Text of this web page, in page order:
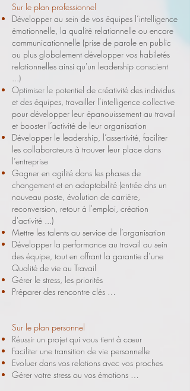
Sur le plan professionnel
Développer au sein de vos équipes l’intelligence
émotionnelle, la qualité relationnelle ou encore
communicationnelle (prise de parole en public
ou plus globalement développer vos habiletés
relationnelles ainsi qu'un leadership conscient
...)
Optimiser le potentiel de créativité des individus
et des équipes, travailler l’intelligence collective
pour développer leur épanouissement au travail
et booster l’activité de leur organisation
Développer le leadership, l’assertivité, faciliter
les collaborateurs à trouver leur place dans
l’entreprise
Gagner en agilité dans les phases de
changement et en adaptabilité (entrée dns un
nouveau poste, évolution de carrière,
reconversion, retour à l'emploi, création
d'activité ...)
Mettre les talents au service de l’organisation
Développer la performance au travail au sein
des équipe, tout en offrant la garantie d’une
Qualité de vie au Travail
Gérer le stress, les priorités
Préparer des rencontre clés …
Sur le plan personnel
Réussir un projet qui vous tient à cœur
Faciliter une transition de vie personnelle
Evoluer dans vos relations avec vos proches
Gérer votre stress ou vos émotions …